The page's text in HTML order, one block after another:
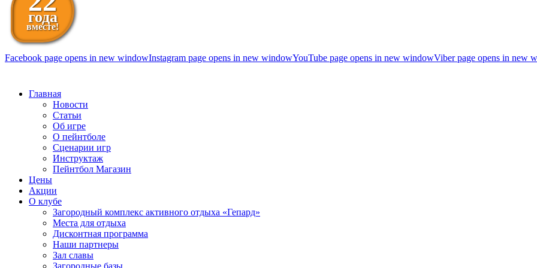
года
вместе!
Facebook page opens in new windowInstagram page opens in new windowYouTube page opens in new windowViber page opens in new
Главная
Новости
Статьи
Об игре
О пейнтболе
Сценарии игр
Инструктаж
Пейнтбол Магазин
Цены
Акции
О клубе
Загородный комплекс активного отдыха «Гепард»
Места для отдыха
Дисконтная программа
Наши партнеры
Зал славы
Загородные базы